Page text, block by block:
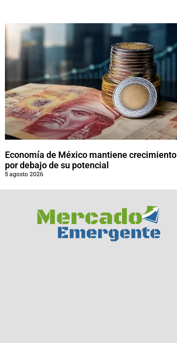
Economía de México mantiene crecimiento
por debajo de su potencial
5 agosto 2026